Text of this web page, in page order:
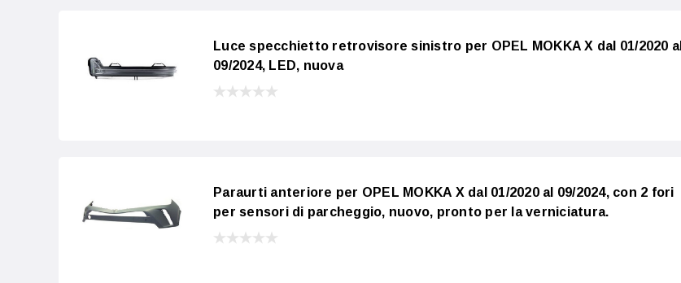
Luce specchietto retrovisore sinistro per OPEL MOKKA X dal 01/2020 al
09/2024, LED, nuova
Paraurti anteriore per OPEL MOKKA X dal 01/2020 al 09/2024, con 2 fori
per sensori di parcheggio, nuovo, pronto per la verniciatura.